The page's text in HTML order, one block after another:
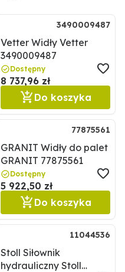
3490009487
Vetter Widły Vetter
3490009487
Dostępny
8 737,96 zł
Do koszyka
77875561
GRANIT Widły do palet
GRANIT 77875561
Dostępny
5 922,50 zł
Do koszyka
11044536
Stoll Siłownik
hydrauliczny Stoll